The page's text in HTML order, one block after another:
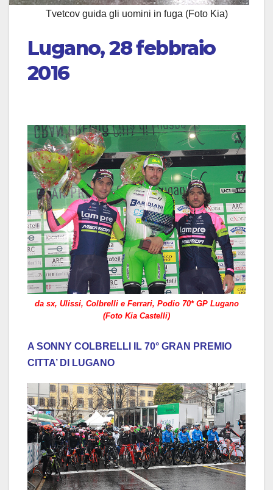
Tvetcov guida gli uomini in fuga (Foto Kia)
Lugano, 28 febbraio
2016
da sx, Ulissi, Colbrelli e Ferrari, Podio 70* GP Lugano
(Foto Kia Castelli)
A SONNY COLBRELLI IL 70° GRAN PREMIO
CITTA’ DI LUGANO